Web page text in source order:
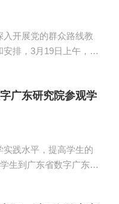
考，多提问题，善于
了动员。他认为群众路
开展党的群众路线教
排，3月19日上午，法
，本次会议由陈秀图
实际工作进行解读学
存亡和执政地位，也是
广东研究院参观学
践水平，提高学生的
生到广东省数字广东研